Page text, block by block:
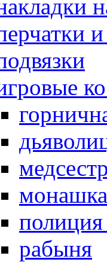
монашка
рабыня